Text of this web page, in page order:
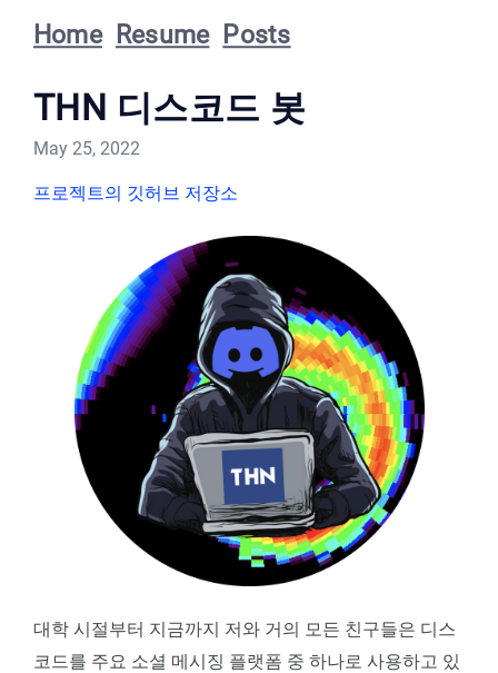
Home Resume Posts
THN 디스코드 봇
May 25, 2022
프로젝트의 깃허브 저장소
대학 시절부터 지금까지 저와 거의 모든 친구들은 디스
코드를 주요 소셜 메시징 플랫폼 중 하나로 사용하고 있